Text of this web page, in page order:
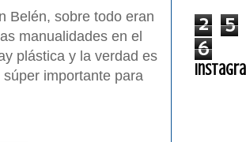
Belén, sobre todo eran
manualidades en el
plástica y la verdad es
importante para
2 5
6